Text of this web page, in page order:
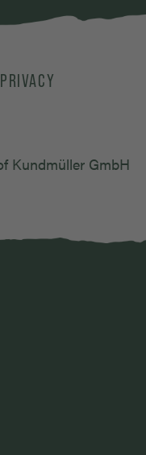
Kundmüller GmbH